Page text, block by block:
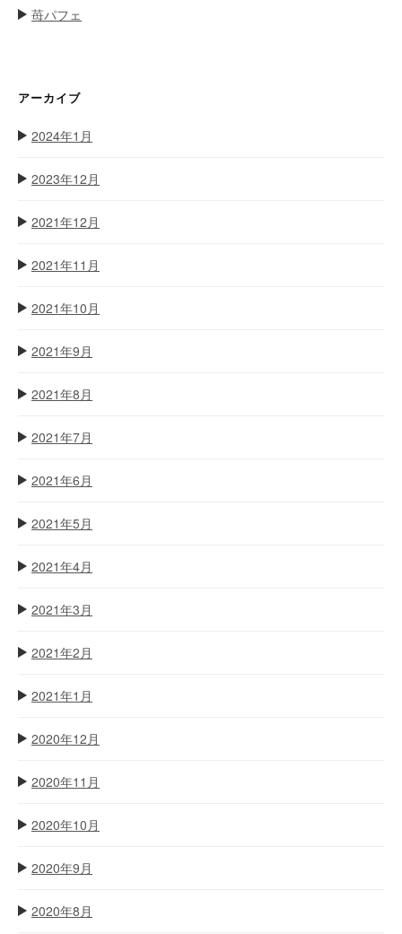
苺パフェ
アーカイブ
2024年1月
2023年12月
2021年12月
2021年11月
2021年10月
2021年9月
2021年8月
2021年7月
2021年6月
2021年5月
2021年4月
2021年3月
2021年2月
2021年1月
2020年12月
2020年11月
2020年10月
2020年9月
2020年8月